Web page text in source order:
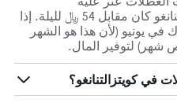
المستخدمون مؤخراً في كويتزالتنانغو كان مقابل 54 ﷼ لليلة. إذا
يونيو (لأن هذا هو الشهر
شهر) لتوفير المال.
في كويتزالتنانغو؟